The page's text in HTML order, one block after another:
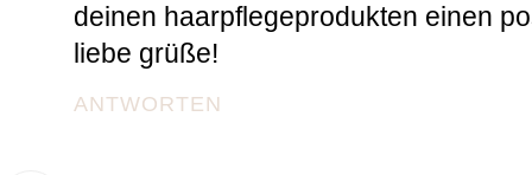
deinen haarpflegeprodukten einen
liebe grüße!
ANTWORTEN